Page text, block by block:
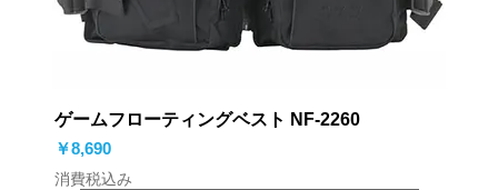
ゲームフローティングベスト NF-2260
価格
￥8,690
消費税込み